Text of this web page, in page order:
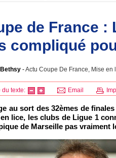
de France :
compliqué
-Actu Coupe De France, Mise en
du texte: Email
au sort des 32èmes de
lice, les clubs de Ligue 1
de Marseille pas vraiment